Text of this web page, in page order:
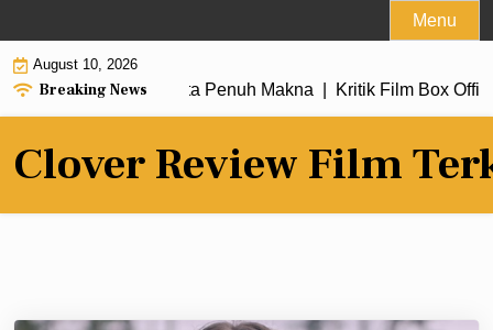
to
content
Menu
August 10, 2026
Breaking News
dengan Alur Cerita Penuh Makna |Kritik Film Box Office
Clover Review Film